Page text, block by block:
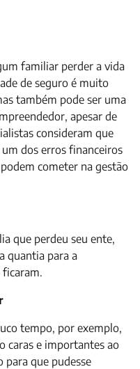
familiar perder a vida
de seguro é muito
também pode ser uma
apesar de
consideram que
um dos erros financeiros
cometer na gestão
que perdeu seu ente,
quantia para a
tempo, por exemplo,
caras e importantes ao
para que pudesse